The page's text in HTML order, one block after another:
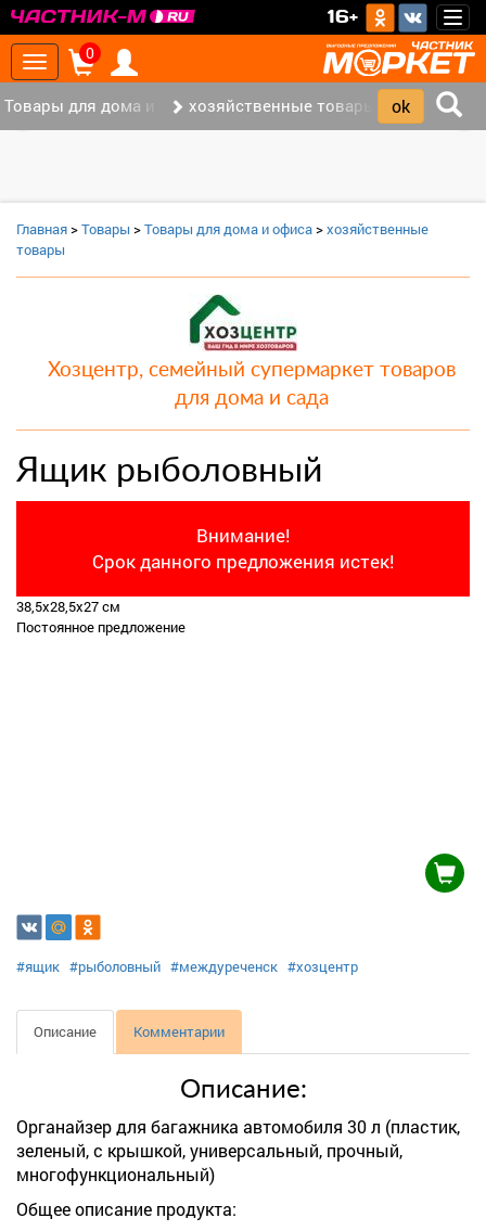
16+
Toggle
navigation
0
Товары для дома и офиса (8)хозяйственные товары (3)
Главная>Товары >Товары для дома и офиса>хозяйственные
товары
Хозцентр, семейный супермаркет товаров
для дома и сада
Ящик рыболовный
Внимание!
Срок данного предложения истек!
38,5х28,5х27 см
Постоянное предложение
#ящик #рыболовный #междуреченск #хозцентр
Описание Комментарии
Описание:
Органайзер для багажника автомобиля 30 л (пластик,
зеленый, с крышкой, универсальный, прочный,
многофункциональный)
Общее описание продукта:
‹ ›